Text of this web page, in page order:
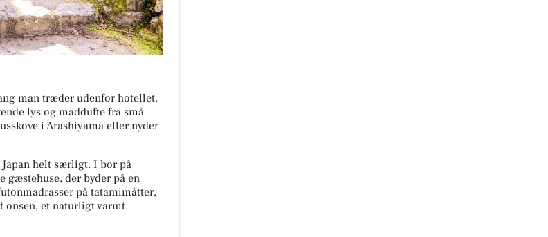
man træder udenfor hotellet.
lys og maddufte fra små
i Arashiyama eller nyder
helt særligt. I bor på
gæstehuse, der byder på en
på tatamimåtter,
onsen, et naturligt varmt